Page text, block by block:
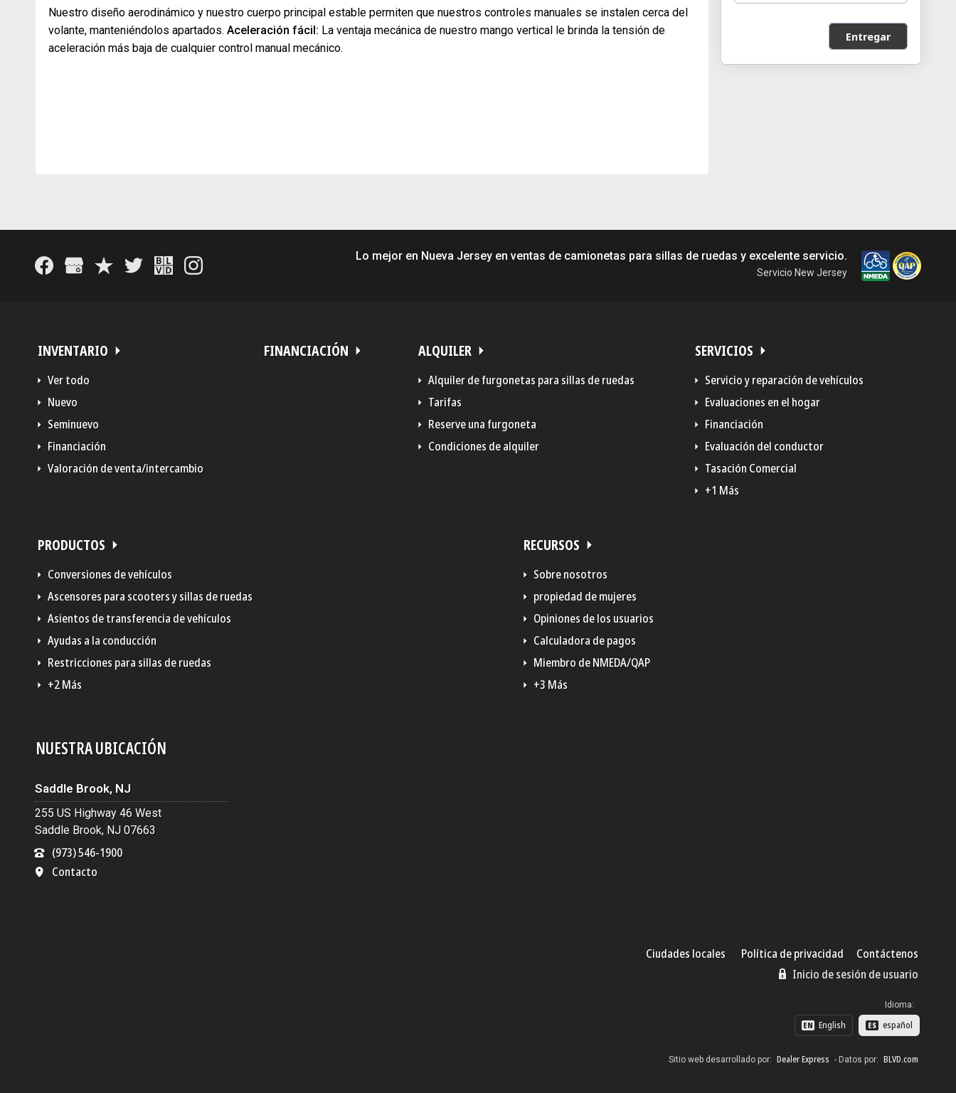
Nuestro diseño aerodinámico y nuestro cuerpo principal estable permiten que nuestros controles manuales se instalen cerca del
volante, manteniéndolos apartados. Aceleración fácil: La ventaja mecánica de nuestro mango vertical le brinda la tensión de
aceleración más baja de cualquier control manual mecánico.
Entregar
Lo mejor en Nueva Jersey en ventas de camionetas para sillas de ruedas y excelente servicio.
Servicio New Jersey
INVENTARIO
Ver todo
Nuevo
Seminuevo
Financiación
Valoración de venta/intercambio
FINANCIACIÓN ALQUILER
Alquiler de furgonetas para sillas de ruedas
Tarifas
Reserve una furgoneta
Condiciones de alquiler
SERVICIOS
Servicio y reparación de vehículos
Evaluaciones en el hogar
Financiación
Evaluación del conductor
Tasación Comercial
+1 Más
PRODUCTOS
Conversiones de vehículos
Ascensores para scooters y sillas de ruedas
Asientos de transferencia de vehículos
Ayudas a la conducción
Restricciones para sillas de ruedas
+2 Más
RECURSOS
Sobre nosotros
propiedad de mujeres
Opiniones de los usuarios
Calculadora de pagos
Miembro de NMEDA/QAP
+3 Más
NUESTRA UBICACIÓN
Saddle Brook, NJ
255 US Highway 46 West
Saddle Brook, NJ 07663
(973) 546-1900
Contacto
Ciudades locales Política de privacidad
Contáctenos
Inicio de sesión de usuario
Idioma:
EN English ES español
Sitio web desarrollado por: Dealer Express - Datos por: BLVD.com